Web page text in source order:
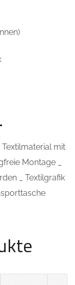
mit
Montage _
_ Textilgrafik